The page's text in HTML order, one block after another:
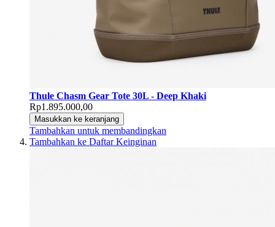
Thule Chasm Gear Tote 30L - Deep Khaki
Rp1.895.000,00
Masukkan ke keranjang
Tambahkan untuk membandingkan
Tambahkan ke Daftar Keinginan